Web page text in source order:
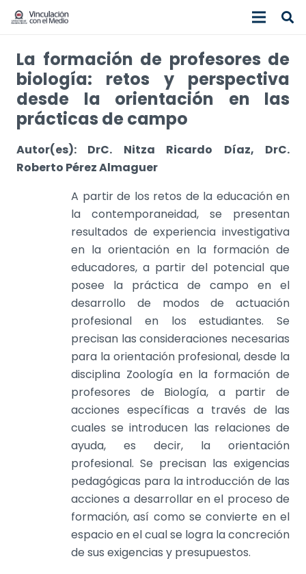
La formación de profesores de
biología: retos y perspectiva
desde la orientación en las
prácticas de campo
Autor(es): DrC. Nitza Ricardo Díaz, DrC.
Roberto Pérez Almaguer
A partir de los retos de la educación en
la contemporaneidad, se presentan
resultados de experiencia investigativa
en la orientación en la formación de
educadores, a partir del potencial que
posee la práctica de campo en el
desarrollo de modos de actuación
profesional en los estudiantes. Se
precisan las consideraciones necesarias
para la orientación profesional, desde la
disciplina Zoología en la formación de
profesores de Biología, a partir de
acciones específicas a través de las
cuales se introducen las relaciones de
ayuda, es decir, la orientación
profesional. Se precisan las exigencias
pedagógicas para la introducción de las
acciones a desarrollar en el proceso de
formación, así como se convierte en el
espacio en el cual se logra la concreción
de sus exigencias y presupuestos.